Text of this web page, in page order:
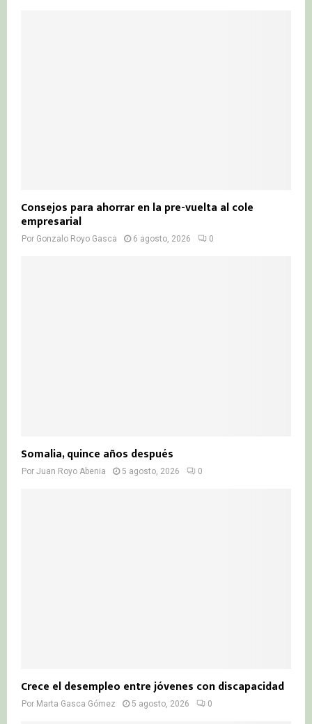
Consejos para ahorrar en la pre-vuelta al cole
empresarial
Por Gonzalo Royo Gasca 6 agosto, 2026 0
Somalia, quince años después
Por Juan Royo Abenia 5 agosto, 2026 0
Crece el desempleo entre jóvenes con discapacidad
Por Marta Gasca Gómez 5 agosto, 2026 0